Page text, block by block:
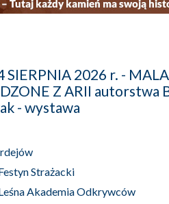
SIERPNIA 2026 r. -
Z ARII autorstwa
- wystawa
Strażacki
Akademia Odkrywców